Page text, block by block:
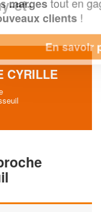
et-
CYRILLE
plus